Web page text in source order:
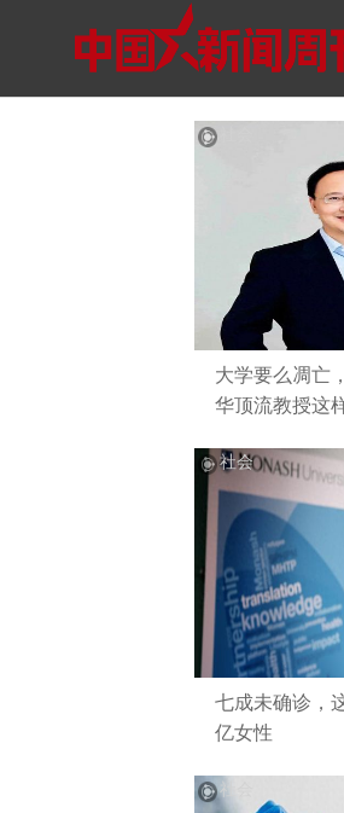
大学要么凋亡
华顶流教授这
七成未确诊，
亿女性
社会
社会